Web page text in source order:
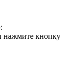
нажмите кнопку